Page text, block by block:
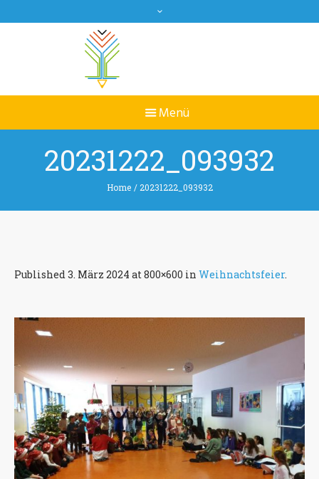
20231222_093932
Home / 20231222_093932
Published3. März 2024 at 800×600 in Weihnachtsfeier.